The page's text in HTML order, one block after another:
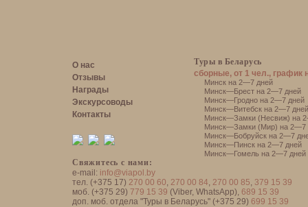
О нас
Отзывы
Награды
Экскурсоводы
Контакты
Свяжитесь с нами:
e-mail: info@viapol.by
тел. (+375 17) 270 00 60, 270 00 84, 270 00 85, 379 15 39
моб. (+375 29) 779 15 39 (Viber, WhatsApp), 689 15 39
доп. моб. отдела "Туры в Беларусь" (+375 29) 699 15 39
Туры в Беларусь
сборные, от 1 чел., график
Минск на 2—7 дней
Минск—Брест на 2—7 дней
Минск—Гродно на 2—7 дней
Минск—Витебск на 2—7 дней
Минск—Замки (Несвиж) на
Минск—Замки (Мир) на 2—7
Минск—Бобруйск на 2—7
Минск—Пинск на 2—7 дней
Минск—Гомель на 2—7 дней